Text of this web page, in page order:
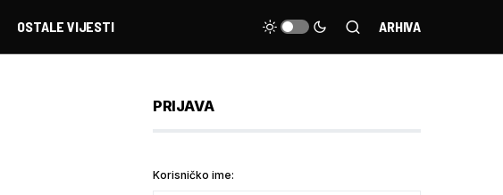
OSTALE VIJESTI ARHIVA
PRIJAVA
Korisničko ime: